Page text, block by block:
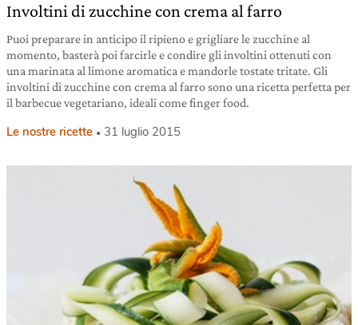
Involtini di zucchine con crema al farro
Puoi preparare in anticipo il ripieno e grigliare le zucchine al
momento, basterà poi farcirle e condire gli involtini ottenuti con
una marinata al limone aromatica e mandorle tostate tritate. Gli
involtini di zucchine con crema al farro sono una ricetta perfetta per
il barbecue vegetariano, ideali come finger food.
Le nostre ricette 31 luglio 2015